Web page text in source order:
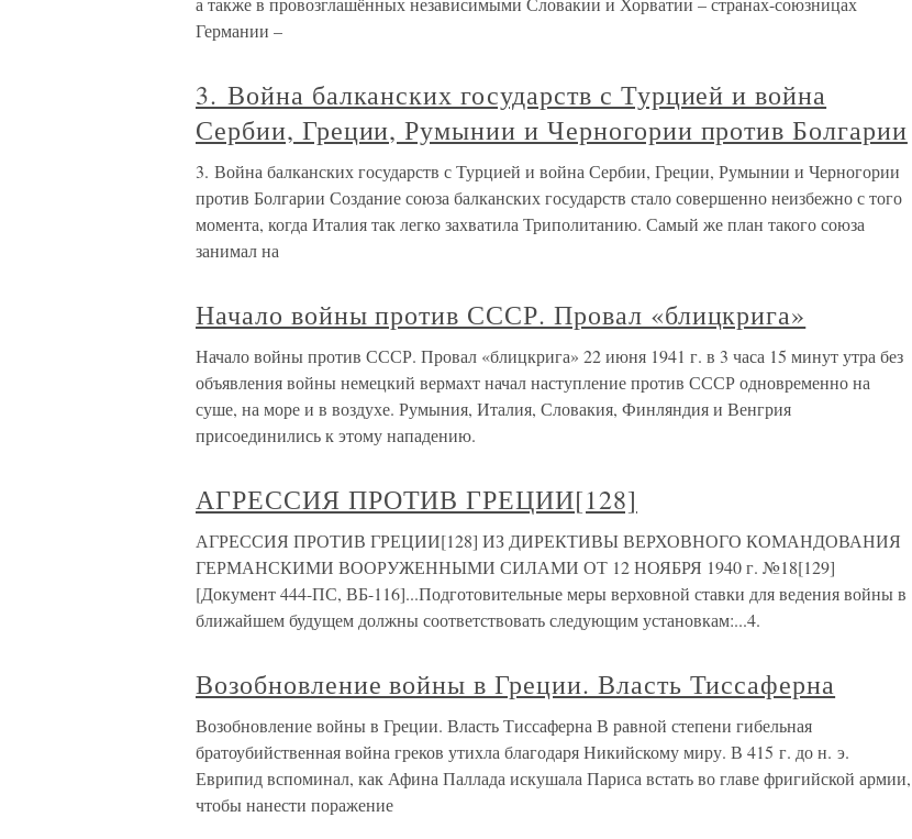
Германии –
3. Война балканских государств с Турцией и война
Сербии, Греции, Румынии и Черногории против Болгарии
3. Война балканских государств с Турцией и война Сербии, Греции, Румынии и Черногории
против Болгарии Создание союза балканских государств стало совершенно неизбежно с того
момента, когда Италия так легко захватила Триполитанию. Самый же план такого союза
занимал на
Начало войны против СССР. Провал «блицкрига»
Начало войны против СССР. Провал «блицкрига» 22 июня 1941 г. в 3 часа 15 минут утра без
объявления войны немецкий вермахт начал наступление против СССР одновременно на
суше, на море и в воздухе. Румыния, Италия, Словакия, Финляндия и Венгрия
присоединились к этому нападению.
АГРЕССИЯ ПРОТИВ ГРЕЦИИ[128]
АГРЕССИЯ ПРОТИВ ГРЕЦИИ[128] ИЗ ДИРЕКТИВЫ ВЕРХОВНОГО КОМАНДОВАНИЯ
ГЕРМАНСКИМИ ВООРУЖЕННЫМИ СИЛАМИ ОТ 12 НОЯБРЯ 1940 г. №18[129]
[Документ 444-ПС, ВБ-116]...Подготовительные меры верховной ставки для ведения войны в
ближайшем будущем должны соответствовать следующим установкам:...4.
Возобновление войны в Греции. Власть Тиссаферна
Возобновление войны в Греции. Власть Тиссаферна В равной степени гибельная
братоубийственная война греков утихла благодаря Никийскому миру. В 415 г. до н. э.
Еврипид вспоминал, как Афина Паллада искушала Париса встать во главе фригийской армии,
чтобы нанести поражение